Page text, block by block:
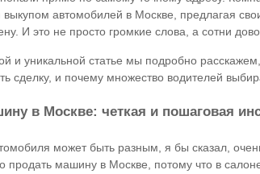
автомобилей в Москве, предлагая
И это не просто громкие слова, а сотни
и уникальной статье мы подробно
сделку, и почему множество водителей
в Москве: четкая и пошаговая
может быть разным, я бы сказал,
продать машину в Москве, потому что в